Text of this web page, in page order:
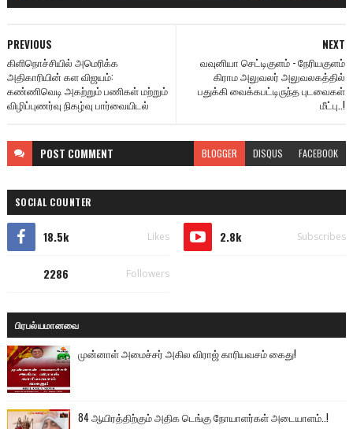
NEXT
வவுனியா செட்டிகுளம் - நேரியகுளம்
கிராம அலுவலர் அலுவலகத்தில்
பதுக்கி வைக்கபட்டிருந்த புடவைகள்
மீட்பு..!
PREVIOUS
கிளிநொச்சியில் அமெரிக்க
அதிகாரியின் கள விஜயம்:
கண்ணிவெடி அகற்றும் பணிகள் மற்றும்
விழிப்புணர்வு நிகழ்வு பார்வையிடல்
POST COMMENT BLOGGER DISQUS FACEBOOK
SOCIAL COUNTER
18.5k Likes 2.8k Subscribes
2286 Followers
பிரபல்யமானவை
முன்னாள் அமைச்சர் அகில விராஜ் காரியவசம் கைது!
84 ஆயிரத்திற்கும் அதிக டெங்கு நோயாளர்கள் அடையாளம்..!